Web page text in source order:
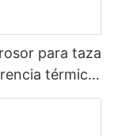
para taza
térmica